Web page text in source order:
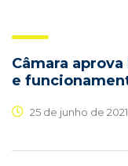
Câmara
e
25 de junho de 2021